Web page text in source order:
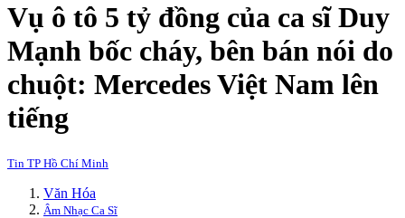
Vụ ô tô 5 tỷ đồng của ca sĩ Duy
Mạnh bốc cháy, bên bán nói do
chuột: Mercedes Việt Nam lên
tiếng
Tin TP Hồ Chí Minh
Văn Hóa
Âm Nhạc Ca Sĩ